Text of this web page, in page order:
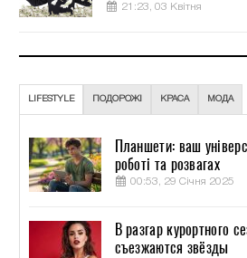
21:23, 03 Квітня
LIFESTYLE ПОДОРОЖІ КРАСА МОДА
Планшети: ваш
роботі та розвагах
00:53, 29 Січня 2025
В разгар курортного
съезжаются звёзды